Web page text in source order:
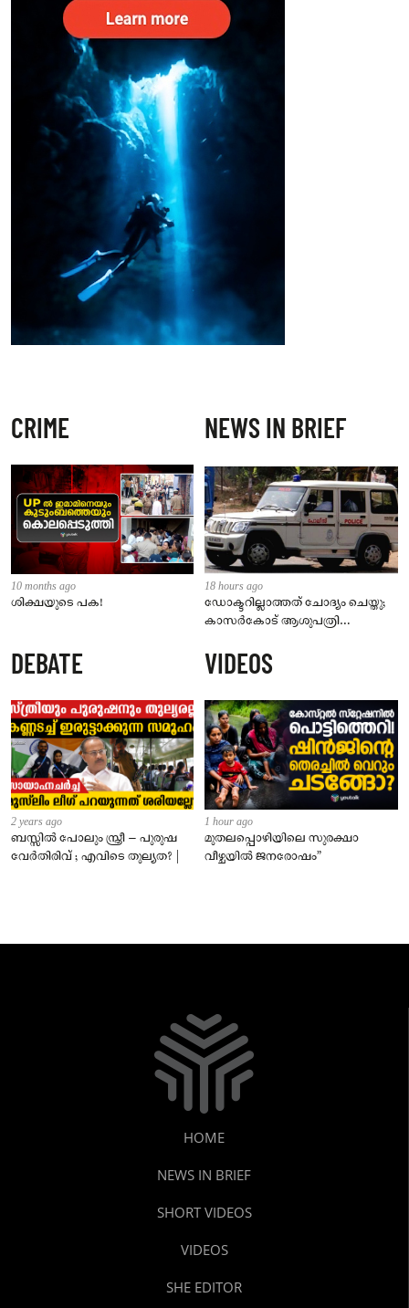
CRIME
10 months ago
ശിക്ഷയുടെ പക!
NEWS IN BRIEF
18 hours ago
ഡോക്ടറില്ലാത്തത് ചോദ്യം ചെയ്തു;
കാസർകോട് ആശുപത്രി
നാട്ടുകാർക്കെതിരെ കേസ്
DEBATE
2 years ago
ബസ്സിൽ പോലും സ്ത്രീ – പുരുഷ
വേർതിരിവ് ; എവിടെ തുല്യത? |
VIDEOS
1 hour ago
മുതലപ്പൊഴിയിലെ സുരക്ഷാ
വീഴ്ചയിൽ ജനരോഷം”
HOME
NEWS IN BRIEF
SHORT VIDEOS
VIDEOS
SHE EDITOR